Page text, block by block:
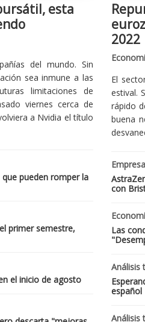
esta
del mundo. Sin
sea inmune a las
limitaciones de
viernes cerca de
a Nvidia el título
pueden romper la
primer semestre,
el inicio de agosto
2022
El
estival.
rápido
buena
con
Las
Análisis
español
Análisis